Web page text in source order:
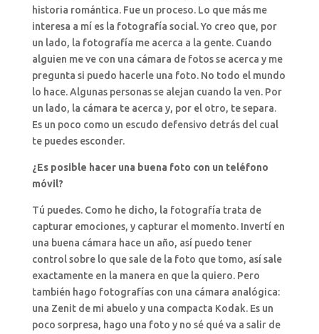
historia romántica. Fue un proceso. Lo que más me
interesa a mí es la fotografía social. Yo creo que, por
un lado, la fotografía me acerca a la gente. Cuando
alguien me ve con una cámara de fotos se acerca y me
pregunta si puedo hacerle una foto. No todo el mundo
lo hace. Algunas personas se alejan cuando la ven. Por
un lado, la cámara te acerca y, por el otro, te separa.
Es un poco como un escudo defensivo detrás del cual
te puedes esconder.
¿Es posible hacer una buena foto con un teléfono
móvil?
Tú puedes. Como he dicho, la fotografía trata de
capturar emociones, y capturar el momento. Invertí en
una buena cámara hace un año, así puedo tener
control sobre lo que sale de la foto que tomo, así sale
exactamente en la manera en que la quiero. Pero
también hago fotografías con una cámara analógica:
una Zenit de mi abuelo y una compacta Kodak. Es un
poco sorpresa, hago una foto y no sé qué va a salir de